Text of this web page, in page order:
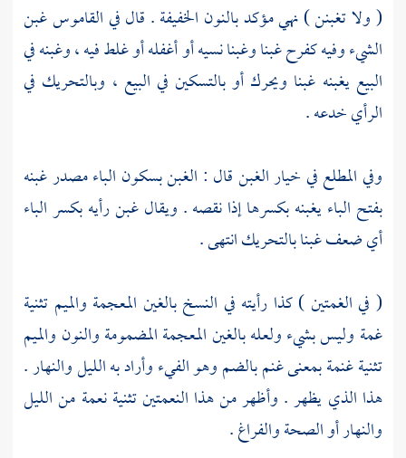
( ولا تغبنن ) نهي مؤكد بالنون الخفيفة . قال في القاموس غبن
الشيء وفيه كفرح غبنا وغبنا نسيه أو أغفله أو غلط فيه ، وغبنه في
البيع يغبنه غبنا ويحرك أو بالتسكين في البيع ، وبالتحريك في
الرأي خدعه .
وفي المطلع في خيار الغبن قال : الغبن بسكون الباء مصدر غبنه
بفتح الباء يغبنه بكسرها إذا نقصه . ويقال غبن رأيه بكسر الباء
أي ضعف غبنا بالتحريك انتهى .
( في الغمتين ) كذا رأيته في النسخ بالغين المعجمة والميم تثنية
غمة وليس بشيء ولعله بالغين المعجمة المضمومة والنون والميم
تثنية غنمة بمعنى غنم بالضم وهو الفيء وأراد به الليل والنهار .
هذا الذي يظهر . وأظهر من هذا النعمتين تثنية نعمة من الليل
والنهار أو الصحة والفراغ .